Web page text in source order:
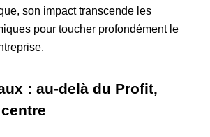
son impact transcende les
pour toucher profondément le
: au-delà du Profit,